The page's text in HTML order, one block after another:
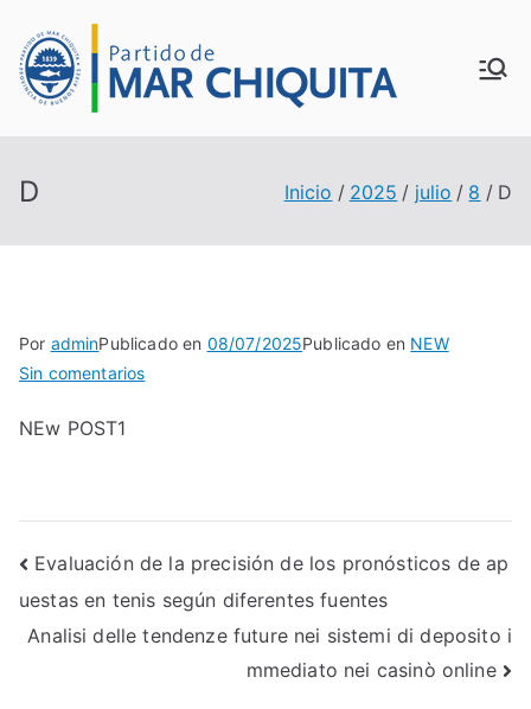
contenido
MUN
ALID
DE
QUI
TA
D Inicio 2025 julio 8 D
Por adminPublicado en 08/07/2025Publicado en NEW
Sin comentariosen
NEw POST1
Navegación
de
Evaluación de la precisión de los pronósticos de ap
uestas en tenis según diferentes fuentes
Analisi delle tendenze future nei sistemi di deposito i
mmediato nei casinò online